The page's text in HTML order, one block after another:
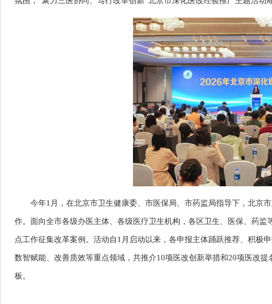
今年1月，在北京市卫生健康委、市医保局、市药监局指导下，北京
作。面向全市各级办医主体、各级医疗卫生机构，各区卫生、医保、药
点工作征集改革案例。活动自1月启动以来，各申报主体踊跃推荐、积极
数智赋能、改善质效等重点领域，共推介10项医改创新举措和20项医改
板。